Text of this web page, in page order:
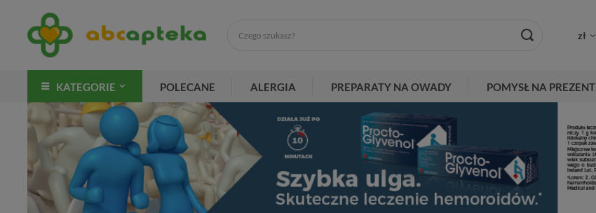
zł
KATEGORIE POLECANE ALERGIA PREPARATY NA OWADY POMYSŁ NA PREZENT